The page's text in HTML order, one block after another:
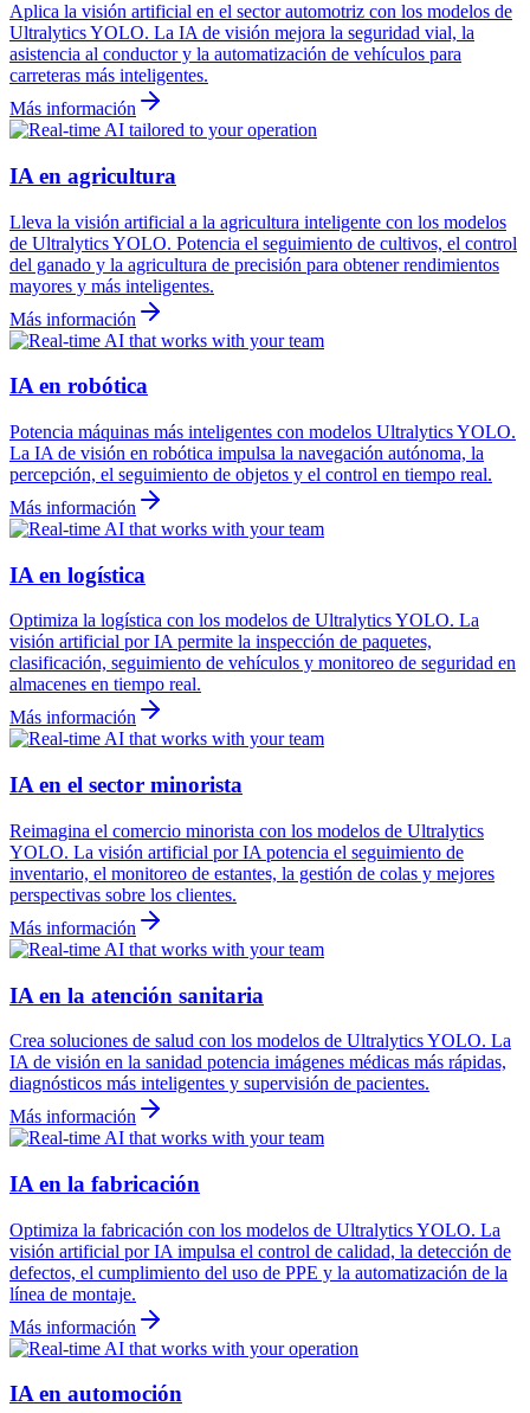
Aplica la visión artificial en el sector automotriz con los modelos de
Ultralytics YOLO. La IA de visión mejora la seguridad vial, la
asistencia al conductor y la automatización de vehículos para
carreteras más inteligentes.
Más información
IA en agricultura
Lleva la visión artificial a la agricultura inteligente con los modelos
de Ultralytics YOLO. Potencia el seguimiento de cultivos, el control
del ganado y la agricultura de precisión para obtener rendimientos
mayores y más inteligentes.
Más información
IA en robótica
Potencia máquinas más inteligentes con modelos Ultralytics YOLO.
La IA de visión en robótica impulsa la navegación autónoma, la
percepción, el seguimiento de objetos y el control en tiempo real.
Más información
IA en logística
Optimiza la logística con los modelos de Ultralytics YOLO. La
visión artificial por IA permite la inspección de paquetes,
clasificación, seguimiento de vehículos y monitoreo de seguridad en
almacenes en tiempo real.
Más información
IA en el sector minorista
Reimagina el comercio minorista con los modelos de Ultralytics
YOLO. La visión artificial por IA potencia el seguimiento de
inventario, el monitoreo de estantes, la gestión de colas y mejores
perspectivas sobre los clientes.
Más información
IA en la atención sanitaria
Crea soluciones de salud con los modelos de Ultralytics YOLO. La
IA de visión en la sanidad potencia imágenes médicas más rápidas,
diagnósticos más inteligentes y supervisión de pacientes.
Más información
IA en la fabricación
Optimiza la fabricación con los modelos de Ultralytics YOLO. La
visión artificial por IA impulsa el control de calidad, la detección de
defectos, el cumplimiento del uso de PPE y la automatización de la
línea de montaje.
Más información
IA en automoción